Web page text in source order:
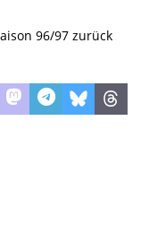
96/97 zurück